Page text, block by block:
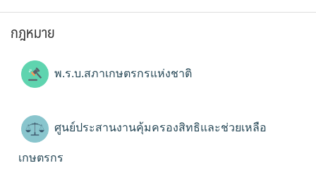
กฎหมาย
พ.ร.บ.สภาเกษตรกรแห่งชาติ
ศูนย์ประสานงานคุ้มครองสิทธิและช่วยเหลือ
เกษตรกร